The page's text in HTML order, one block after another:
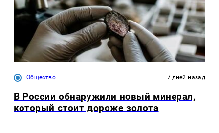
Общество 7 дней назад
В России обнаружили новый минерал,
который стоит дороже золота